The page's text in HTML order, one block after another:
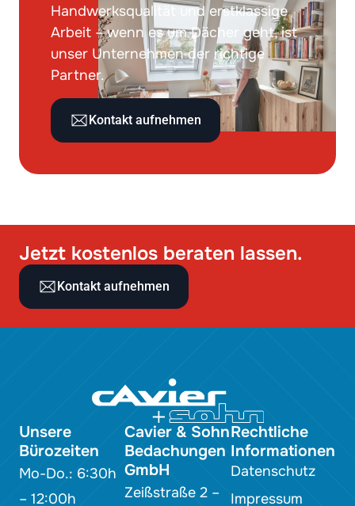
Handwerksqualität und erstklassige
Arbeit – wenn es um Dächer geht, ist
unser Unternehmen der richtige
Partner.
Kontakt aufnehmen
Jetzt kostenlos beraten lassen.
Kontakt aufnehmen
Unsere
Bürozeiten
Mo-Do.: 6:30h
– 12:00h
Cavier & Sohn
Bedachungen
GmbH
Zeißstraße 2 –
Rechtliche
Informationen
Datenschutz
Impressum